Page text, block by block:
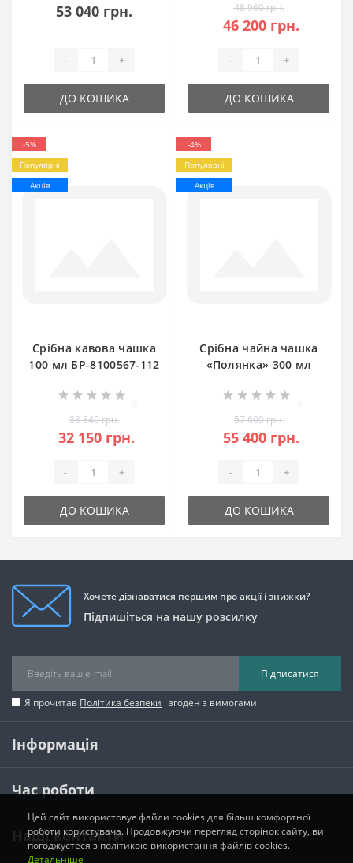
53 040 грн.
- +
ДО КОШИКА
48 960 грн.
46 200 грн.
- +
ДО КОШИКА
-5%
Популярні
Акція
Срібна кавова чашка
100 мл БР-8100567-112
33 840 грн.
32 150 грн.
- +
ДО КОШИКА
-4%
Популярні
Акція
Срібна чайна чашка
«Полянка» 300 мл
57 600 грн.
55 400 грн.
- +
ДО КОШИКА
Хочете дізнаватися першим про акції і знижки?
Підпишіться на нашу розсилку
Підписатися
Я прочитав Політика безпеки і згоден з вимогами
Інформація
Час роботи
Наші контакти
Цей сайт використовує файли cookies для більш комфортної
роботи користувача. Продовжуючи перегляд сторінок сайту, ви
погоджуєтеся з політикою використання файлів cookies.
Детальніше